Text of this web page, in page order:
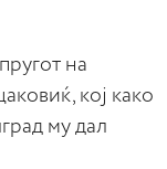
на
кој како
му дал